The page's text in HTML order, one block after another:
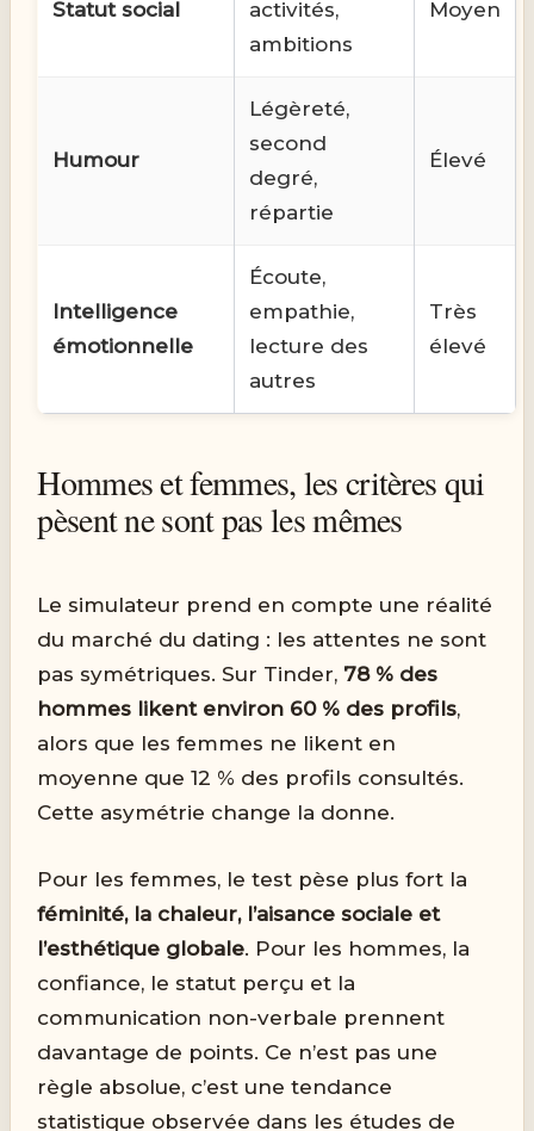
Statut social
activités,
ambitions
Moyen
Humour
Légèreté,
second
degré,
répartie
Élevé
Intelligence
émotionnelle
Écoute,
empathie,
lecture des
autres
Très
élevé
Hommes et femmes, les critères qui
pèsent ne sont pas les mêmes
Le simulateur prend en compte une réalité
du marché du dating : les attentes ne sont
pas symétriques. Sur Tinder, 78 % des
hommes likent environ 60 % des profils,
alors que les femmes ne likent en
moyenne que 12 % des profils consultés.
Cette asymétrie change la donne.
Pour les femmes, le test pèse plus fort la
féminité, la chaleur, l’aisance sociale et
l’esthétique globale. Pour les hommes, la
confiance, le statut perçu et la
communication non-verbale prennent
davantage de points. Ce n’est pas une
règle absolue, c’est une tendance
statistique observée dans les études de